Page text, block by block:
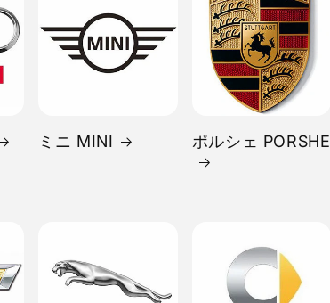
ミニ MINI ポルシェ PORSHE